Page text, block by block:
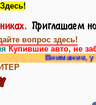
Здесь!
вопрос здесь!
Купившие авто, не
Внимание, у